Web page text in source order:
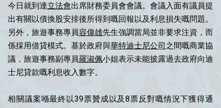
今日就到達立法會出席財務委員會會議。會議入面有議員提
出有關以債換股安排後所得到嘅回報以及利息損失嘅問題。
另外，旅遊事務專員容偉雄先生強調當局並非要求注資，而
係採用借貸模式。基於政府與華特迪士尼公司之間嘅商業協
議，旅遊事務副專員羅淑佩小姐表示未能披露過去政府向迪
士尼貸款嘅利息收入數字。
相關議案喺最終以39票贊成以及8票反對嘅情況下獲得通